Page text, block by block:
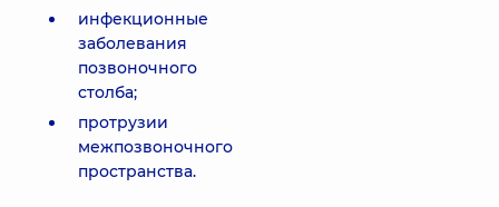
инфекционные
заболевания
позвоночного
столба;
протрузии
межпозвоночного
пространства.